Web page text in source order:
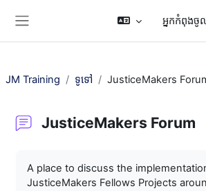
អ្នកកំពុងចូ
JM Training ទូទៅ JusticeMakers
JusticeMakers Forum
A place to discuss the
JusticeMakers Fellows Projects